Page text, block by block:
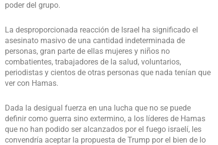
poder del grupo.
La desproporcionada reacción de Israel ha significado el
asesinato masivo de una cantidad indeterminada de
personas, gran parte de ellas mujeres y niños no
combatientes, trabajadores de la salud, voluntarios,
periodistas y cientos de otras personas que nada tenían que
ver con Hamas.
Dada la desigual fuerza en una lucha que no se puede
definir como guerra sino extermino, a los líderes de Hamas
que no han podido ser alcanzados por el fuego israelí, les
convendría aceptar la propuesta de Trump por el bien de lo